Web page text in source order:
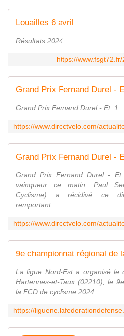
Louailles 6 avril
Résultats 2024
https://
Grand Prix Fernand Durel - Et. 1 :
Grand Prix Fernand Durel -
vainqueur ce matin, Paul
Cyclisme) a récidivé ce
remportant...
La ligue Nord-Est a organisé le
Hartennes-et-Taux (02210), le
la FCD de cyclisme 2024.